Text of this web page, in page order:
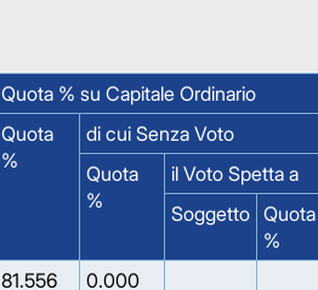
Quota % su Capitale Ordinario
Quota
%
di cui Senza Voto
Quota
%
il Voto Spetta a
Soggetto Quota
%
81.556
0.000